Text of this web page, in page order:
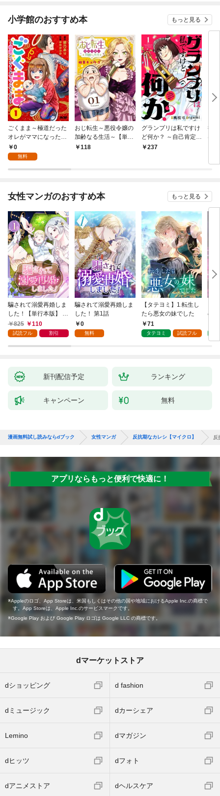
小学館のおすすめ本 もっと見る
ごくまま～極道だった
オレがママになった話
～【単話】（１）
0
無料
おじ転生～悪役令嬢の
加齢なる生活～【単
話】（１）
118
グランプリは私ですけ
ど何か？ ～自己肯定モ
ンスターのミスコン無
237
後
は
女性マンガのおすすめ本 もっと見る
騙されて溺愛再婚しま
した！【単行本版】 1
巻825 110
試読フル 割引
騙されて溺愛再婚しま
した！ 第1話
0
無料
【タテヨミ】1.転生し
たら悪女の妹でした
71
タテヨミ 試読フル
の
新刊配信予定 ランキング
キャンペーン 無料
漫画無料試し読みならdブック 女性マンガ 反抗期なカレシ【マイクロ】 反
アプリならもっと便利で快適に！
Appleのロゴ、App Storeは、米国もしくはその他の国や地域におけるApple Inc.の商標で
す。App Storeは、Apple Inc.のサービスマークです。
Google Play および Google Play ロゴは Google LLC の商標です。
dマーケットストア
dショッピング d fashion
dミュージック dカーシェア
Lemino dマガジン
dヒッツ dフォト
dアニメストア dヘルスケア